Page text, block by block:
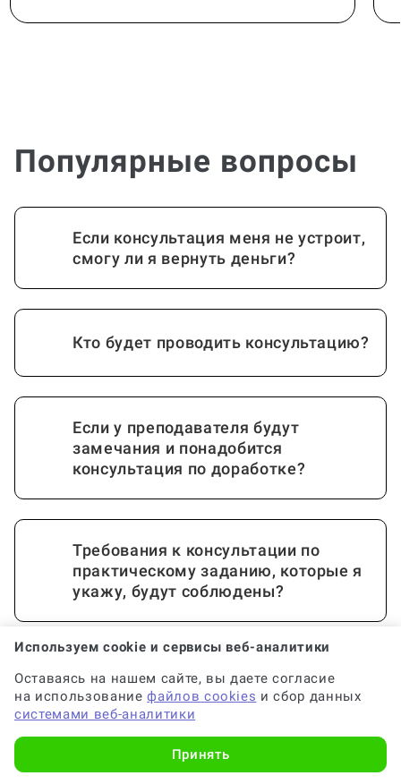
Популярные вопросы
Если консультация меня не устроит,
смогу ли я вернуть деньги?
Кто будет проводить консультацию?
Если у преподавателя будут
замечания и понадобится
консультация по доработке?
Требования к консультации по
практическому заданию, которые я
укажу, будут соблюдены?
Почему выгодно заказать
консультацию по практическому
заданию на Work5?
Показать еще
Используем cookie и сервисы веб-аналитики
Оставаясь на нашем сайте, вы даете согласие
на использованиефайлов cookies и сбор данных
системами веб-аналитики
Принять